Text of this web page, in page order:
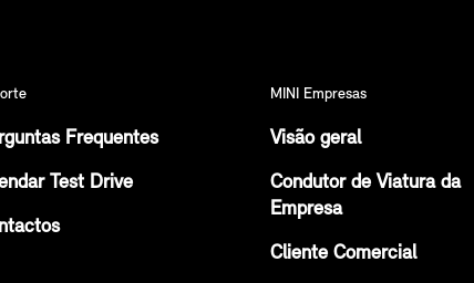
Frequentes
Test Drive
MINI Empresas
Visão geral
Condutor de Viatura da
Empresa
Cliente Comercial